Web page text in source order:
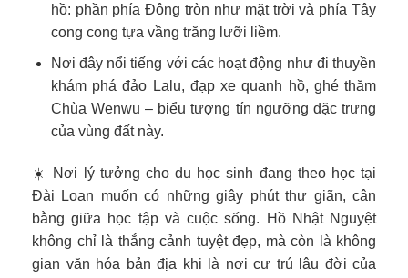
hồ: phần phía Đông tròn như mặt trời và phía Tây
cong cong tựa vầng trăng lưỡi liềm.
Nơi đây nổi tiếng với các hoạt động như đi thuyền
khám phá đảo Lalu, đạp xe quanh hồ, ghé thăm
Chùa Wenwu – biểu tượng tín ngưỡng đặc trưng
của vùng đất này.
☀️ Nơi lý tưởng cho du học sinh đang theo học tại
Đài Loan muốn có những giây phút thư giãn, cân
bằng giữa học tập và cuộc sống. Hồ Nhật Nguyệt
không chỉ là thắng cảnh tuyệt đẹp, mà còn là không
gian văn hóa bản địa khi là nơi cư trú lâu đời của